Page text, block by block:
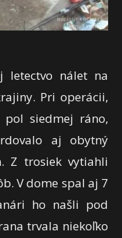
letectvo nálet na
Pri operácii,
siedmej ráno,
aj obytný
Z trosiek vytiahli
V dome spal aj 7
ho našli pod
trvala niekoľko